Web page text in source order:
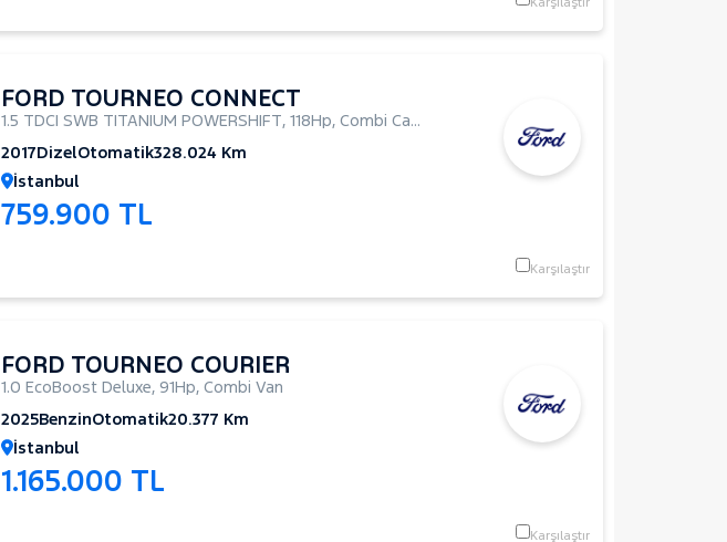
FORD TOURNEO CONNECT
1.5 TDCI SWB TITANIUM POWERSHIFT, 118Hp, Combi Camlı
2017DizelOtomatik328.024 Km
İstanbul
759.900 TL
Karşılaştır
FORD TOURNEO COURIER
1.0 EcoBoost Deluxe, 91Hp, Combi Van
2025BenzinOtomatik20.377 Km
İstanbul
1.165.000 TL
Karşılaştır